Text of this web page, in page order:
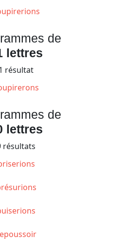
de
lettres
résultat
de
lettres
résultats